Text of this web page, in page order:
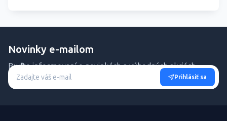
Novinky e-mailom
Buďte informovaní o novinkách a výhodných akciách.
Prihlásiť sa